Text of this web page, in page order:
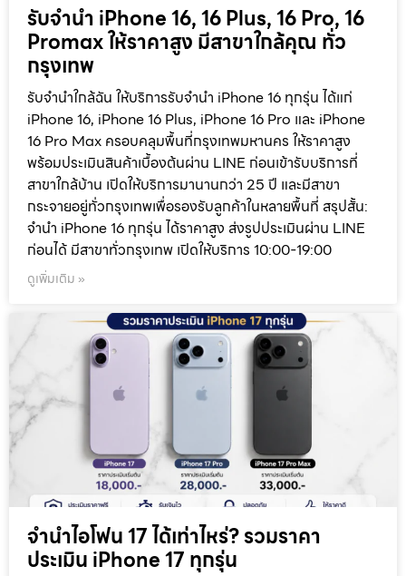
รับจำนำ iPhone 16, 16 Plus, 16 Pro, 16
Promax ให้ราคาสูง มีสาขาใกล้คุณ ทั่ว
กรุงเทพ
รับจำนำใกล้ฉัน ให้บริการรับจำนำ iPhone 16 ทุกรุ่น ได้แก่
iPhone 16, iPhone 16 Plus, iPhone 16 Pro และ iPhone
16 Pro Max ครอบคลุมพื้นที่กรุงเทพมหานคร ให้ราคาสูง
พร้อมประเมินสินค้าเบื้องต้นผ่าน LINE ก่อนเข้ารับบริการที่
สาขาใกล้บ้าน เปิดให้บริการมานานกว่า 25 ปี และมีสาขา
กระจายอยู่ทั่วกรุงเทพเพื่อรองรับลูกค้าในหลายพื้นที่ สรุปสั้น:
จำนำ iPhone 16 ทุกรุ่น ได้ราคาสูง ส่งรูปประเมินผ่าน LINE
ก่อนได้ มีสาขาทั่วกรุงเทพ เปิดให้บริการ 10:00-19:00
ดูเพิ่มเติม »
จำนำไอโฟน 17 ได้เท่าไหร่? รวมราคา
ประเมิน iPhone 17 ทุกรุ่น